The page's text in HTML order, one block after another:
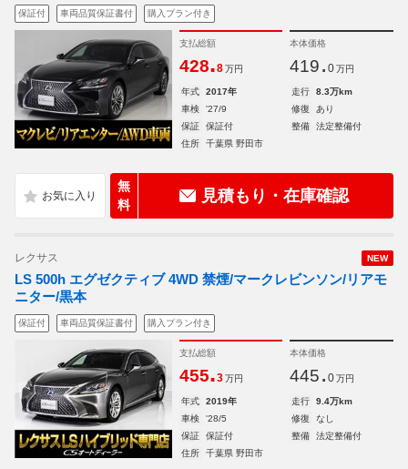
保証付 車両品質保証書付 購入プラン付き
支払総額
428.8 万円
本体価格
419. 0 万円
年式 2017年 走行
8.3万km
車検
'27/9 修復
あり
保証
保証付 整備
法定整備付
住所
千葉県 野田市
無
料
見積もり・在庫確認
NEW
レクサス
LS 500h エグゼクティブ 4WD 禁煙/マークレビンソン/リアモ
ニター/黒本
保証付 車両品質保証書付 購入プラン付き
支払総額
455.3 万円
本体価格
445. 0 万円
年式 2019年 走行
9.4万km
車検
'28/5 修復
なし
保証
保証付 整備
法定整備付
住所
千葉県 野田市